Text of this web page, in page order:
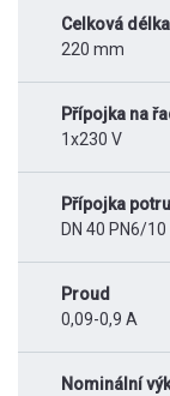
Celková délka
220 mm
Přípojka na
1x230 V
Přípojka
DN 40 PN6/10
Proud
0,09-0,9 A
Nominální